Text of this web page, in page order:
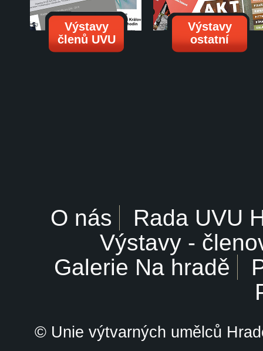
Výstavy
členů UVU
Výstavy
ostatní
O nás
Rada UVU
Výstavy -
Galerie Na hradě
© Unie výtvarných umělců